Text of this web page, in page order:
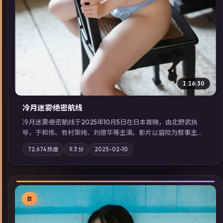
1:16:30
冷月迷雾·绝密航线
冷月迷雾·绝密航线于2025年10月5日在日本首映，由北野武执
导，于和伟、有村架纯、刘德华等主演。影片以冒险为叙事主
轴，记忆碎片重组后，主角发现自己从未活过“真实”的一天；摄
影与配乐强化地域气质；站内亦可通过「国产免费观看高清电视
剧在线看」延展检索同类型高分佳作，畅享高清在线追剧体验。
72,674热度 9.3 分 2025-02-10
台